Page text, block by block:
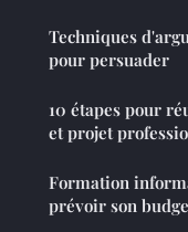
Techniques
pour persuader
10 étapes pour
et projet
Formation
prévoir son